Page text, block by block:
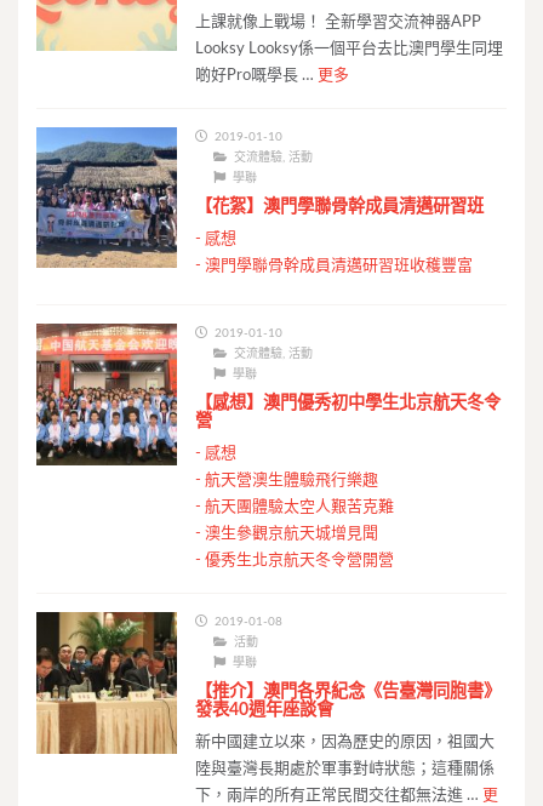
上課就像上戰場！ 全新學習交流神器APP
Looksy Looksy係一個平台去比澳門學生同埋
啲好Pro嘅學長 … 更多
2019-01-10
交流體驗 ,活動
學聯
【花絮】澳門學聯骨幹成員清邁研習班
- 感想
- 澳門學聯骨幹成員清邁研習班收穫豐富
2019-01-10
交流體驗,活動
學聯
【感想】澳門優秀初中學生北京航天冬令
營
- 感想
- 航天營澳生體驗飛行樂趣
- 航天團體驗太空人艱苦克難
- 澳生參觀京航天城增見聞
- 優秀生北京航天冬令營開營
2019-01-08
活動
學聯
【推介】澳門各界紀念《告臺灣同胞書》
發表40週年座談會
新中國建立以來，因為歷史的原因，祖國大
陸與臺灣長期處於軍事對峙狀態；這種關係
下，兩岸的所有正常民間交往都無法進 … 更